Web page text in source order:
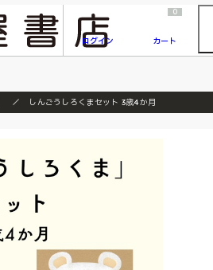
『ONE PIECE magazine 021 ONE PIECEカード付き同梱版』発売延期のご案内
ログイン
0
カート
しんごうしろくまセット 3歳4か月